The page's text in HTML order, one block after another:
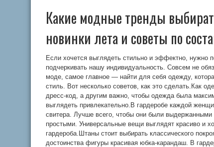
Какие модные тренды
новинки лета и советы по
Если хочется выглядеть стильно и эффектно, нужно
подчеркивать нашу индивидуальность. Совсем не
моде, самое главное — найти для себя одежду,
стиль. Вот несколько советов, как это сделать.Как
дресс-код, а другим важно, чтобы одежда была
выглядеть привлекательно.В гардеробе каждой
свитера. Лучше всего, чтобы они были
простыми. Универсальные вещи выглядят красиво и
гардероба.Штаны стоит выбирать классического
достоинства фигуры красивая юбка-карандаш. В